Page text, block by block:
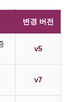
변경 버전
v5
v7